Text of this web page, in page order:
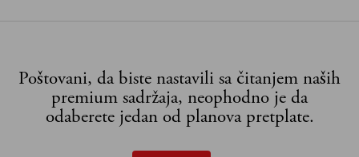
Poštovani, da biste nastavili sa čitanjem naših
premium sadržaja, neophodno je da
odaberete jedan od planova pretplate.